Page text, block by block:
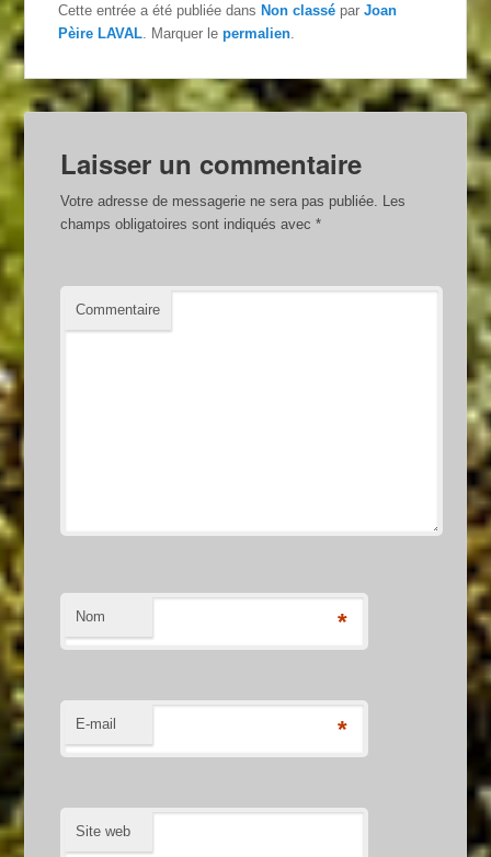
Cette entrée a été publiée dans Non classé parJoan
Pèire LAVAL . Marquer lepermalien
Laisser un commentaire
Votre adresse de messagerie ne sera pas publiée.
Les
champs obligatoires sont indiqués avec*
Commentaire
Nom *
E-mail *
Site web